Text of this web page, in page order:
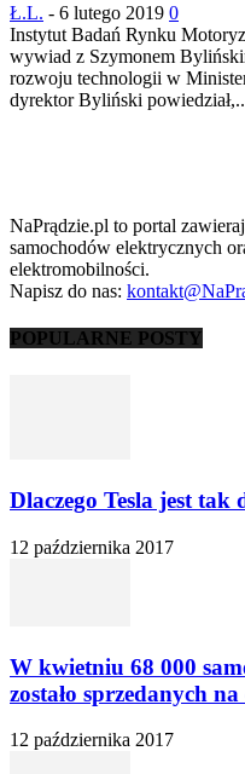
Ł.L. - 6 lutego 2019 0
Instytut Badań Rynku
wywiad z Szymonem
rozwoju technologii w
dyrektor Byliński
NaPrądzie.pl to portal
samochodów elektrycznych
elektromobilności.
Napisz do nas:
POPULARNE POSTY
Dlaczego Tesla jest
12 października 2017
W kwietniu 68 000
zostało sprzedanych na
12 października 2017